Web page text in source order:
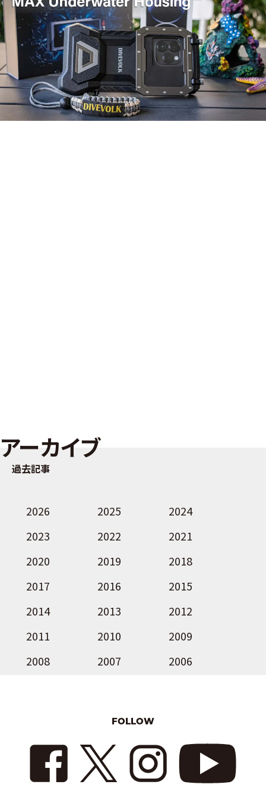
アーカイブ
過去記事
2026 2025
2024
2023
2022
2021
2020
2019
2018
2017
2016
2015
2014
2013
2012
2011
2010
2009
2008
2007 2006
FOLLOW